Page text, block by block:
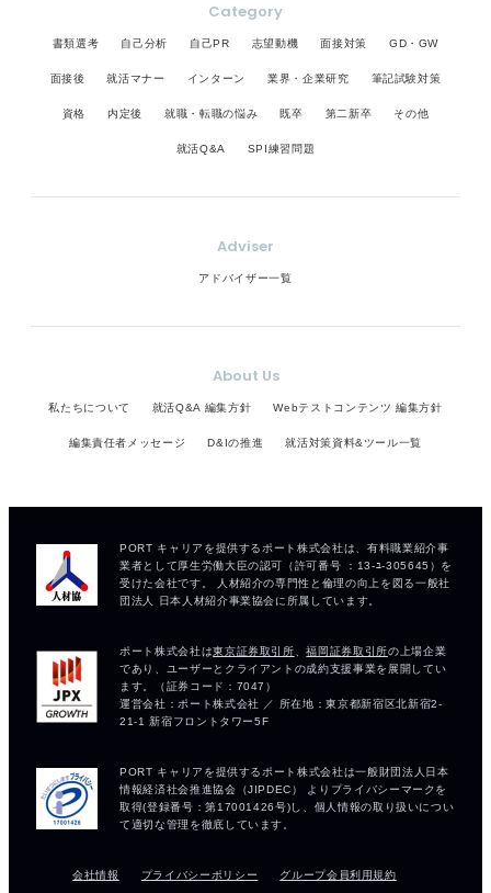
Category
書類選考 自己分析 自己PR 志望動機 面接対策 GD・GW
面接後 就活マナー インターン 業界・企業研究 筆記試験対策
資格 内定後 就職・転職の悩み 既卒 第二新卒 その他
就活Q&A SPI練習問題
Adviser
アドバイザー一覧
About Us
私たちについて 就活Q&A 編集方針 Webテストコンテンツ 編集方針
編集責任者メッセージ D&Iの推進 就活対策資料&ツール一覧
会社情報 プライバシーポリシー グループ会員利用規約